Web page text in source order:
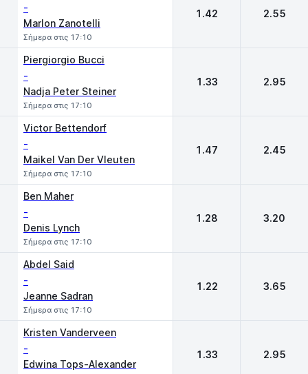
-
Marlon Zanotelli
Σήμερα στις 17:10
1.42 2.55
Piergiorgio Bucci
-
Nadja Peter Steiner
Σήμερα στις 17:10
1.33 2.95
Victor Bettendorf
-
Maikel Van Der Vleuten
Σήμερα στις 17:10
1.47 2.45
Ben Maher
-
Denis Lynch
Σήμερα στις 17:10
1.28 3.20
Abdel Said
-
Jeanne Sadran
Σήμερα στις 17:10
1.22 3.65
Kristen Vanderveen
-
Edwina Tops-Alexander
1.33 2.95